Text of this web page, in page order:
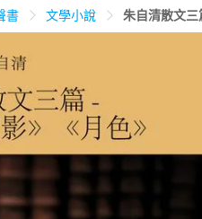
養生保健
親子玩具
書 文學小說 朱自清散文